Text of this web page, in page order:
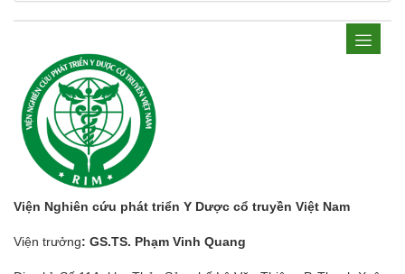
Viện Nghiên cứu phát triển Y Dược cổ truyền Việt Nam
Viện trưởng: GS.TS. Phạm Vinh Quang